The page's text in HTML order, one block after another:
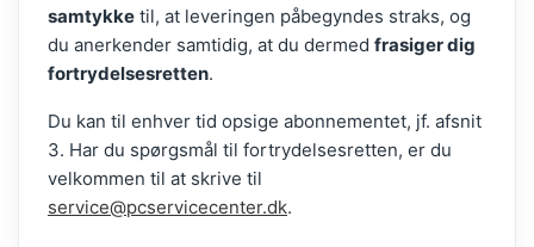
samtykke til, at leveringen påbegyndes straks, og
du anerkender samtidig, at du dermed frasiger dig
fortrydelsesretten.
Du kan til enhver tid opsige abonnementet, jf. afsnit
3. Har du spørgsmål til fortrydelsesretten, er du
velkommen til at skrive til
service@pcservicecenter.dk.